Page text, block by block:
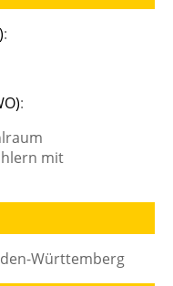
:
:
mit
Württemberg